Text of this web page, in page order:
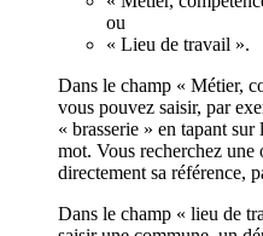
ou
« Lieu de travail ».
Dans le champ « Métier,
vous pouvez saisir, par
« brasserie » en tapant
mot. Vous recherchez une
directement sa référence,
Dans le champ « lieu de